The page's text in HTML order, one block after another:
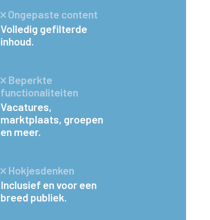
Ongepaste content
Volledig gefilterde
inhoud.
Beperkte
functionaliteiten
Vacatures,
marktplaats, groepen
en meer.
Hokjesdenken
Inclusief en voor een
breed publiek.